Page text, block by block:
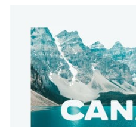
Romina Guzman
Australia
Nueva Zelanda
América
Brasil
Estudia Inglés frente
He leído y acepto
Condiciones